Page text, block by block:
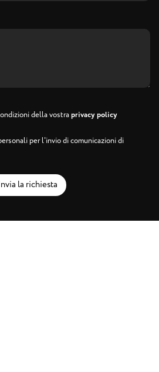
della vostraprivacy policy
per l'invio di comunicazioni di
la richiesta